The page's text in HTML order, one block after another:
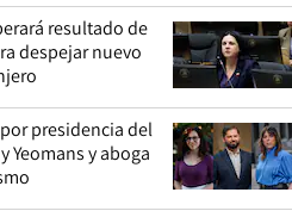
resultado de
despejar nuevo
presidencia del
Yeomans y aboga